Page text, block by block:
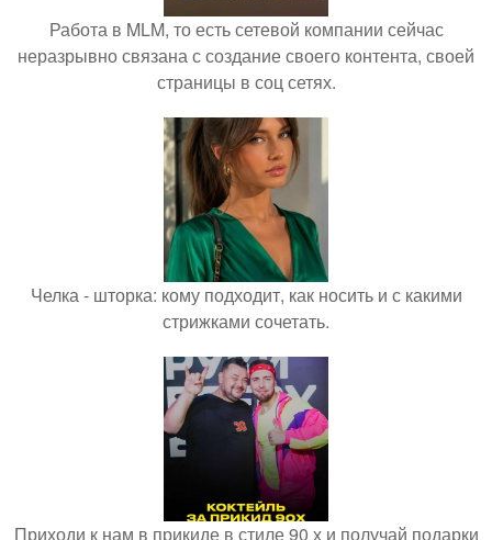
Работа в MLM, то есть сетевой компании сейчас
неразрывно связана с создание своего контента, своей
страницы в соц сетях.
Челка - шторка: кому подходит, как носить и с какими
стрижками сочетать.
Приходи к нам в прикиде в стиле 90 х и получай подарки